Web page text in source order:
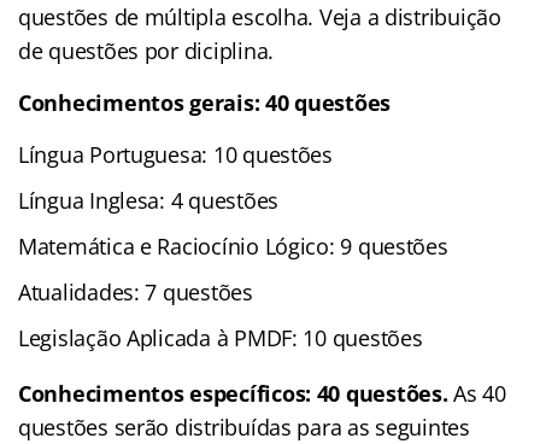
questões de múltipla escolha. Veja a distribuição
de questões por diciplina.
Conhecimentos gerais: 40 questões
Língua Portuguesa: 10 questões
Língua Inglesa: 4 questões
Matemática e Raciocínio Lógico: 9 questões
Atualidades: 7 questões
Legislação Aplicada à PMDF: 10 questões
Conhecimentos específicos: 40 questões.As 40
questões serão distribuídas para as seguintes